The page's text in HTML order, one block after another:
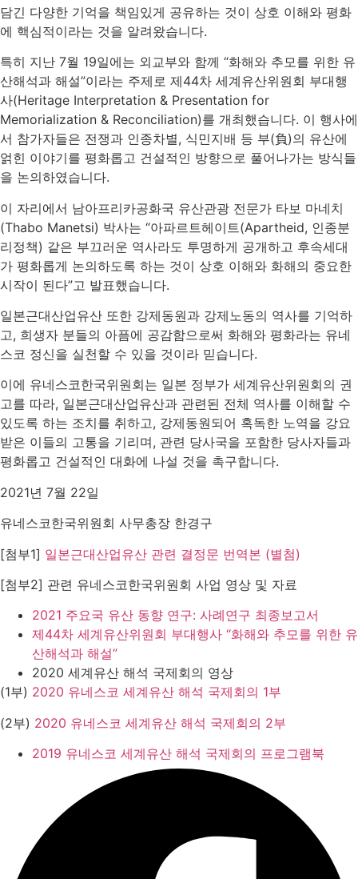
담긴 다양한 기억을 책임있게 공유하는 것이 상호 이해와 평화
에 핵심적이라는 것을 알려왔습니다.
특히 지난 7월 19일에는 외교부와 함께 “화해와 추모를 위한 유
산해석과 해설”이라는 주제로 제44차 세계유산위원회 부대행
사(Heritage Interpretation & Presentation for
Memorialization & Reconciliation)를 개최했습니다. 이 행사에
서 참가자들은 전쟁과 인종차별, 식민지배 등 부(負)의 유산에
얽힌 이야기를 평화롭고 건설적인 방향으로 풀어나가는 방식들
을 논의하였습니다.
이 자리에서 남아프리카공화국 유산관광 전문가 타보 마네치
(Thabo Manetsi) 박사는 “아파르트헤이트(Apartheid, 인종분
리정책) 같은 부끄러운 역사라도 투명하게 공개하고 후속세대
가 평화롭게 논의하도록 하는 것이 상호 이해와 화해의 중요한
시작이 된다”고 발표했습니다.
일본근대산업유산 또한 강제동원과 강제노동의 역사를 기억하
고, 희생자 분들의 아픔에 공감함으로써 화해와 평화라는 유네
스코 정신을 실천할 수 있을 것이라 믿습니다.
이에 유네스코한국위원회는 일본 정부가 세계유산위원회의 권
고를 따라, 일본근대산업유산과 관련된 전체 역사를 이해할 수
있도록 하는 조치를 취하고, 강제동원되어 혹독한 노역을 강요
받은 이들의 고통을 기리며, 관련 당사국을 포함한 당사자들과
평화롭고 건설적인 대화에 나설 것을 촉구합니다.
2021년 7월 22일
유네스코한국위원회 사무총장 한경구
[첨부1] 일본근대산업유산 관련 결정문 번역본 (별첨)
[첨부2] 관련 유네스코한국위원회 사업 영상 및 자료
2021 주요국 유산 동향 연구: 사례연구 최종보고서
제44차 세계유산위원회 부대행사 “화해와 추모를 위한 유
산해석과 해설”
2020 세계유산 해석 국제회의 영상
(1부) 2020 유네스코 세계유산 해석 국제회의 1부
(2부) 2020 유네스코 세계유산 해석 국제회의 2부
2019 유네스코 세계유산 해석 국제회의 프로그램북